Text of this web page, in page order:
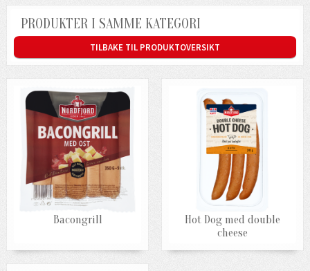
PRODUKTER I SAMME KATEGORI
TILBAKE TIL PRODUKTOVERSIKT
Bacongrill
Hot Dog med double
cheese